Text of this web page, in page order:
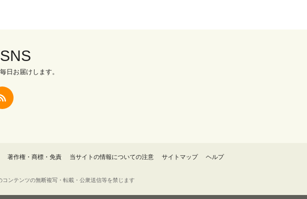
日お届けします。
著作権・商標・免責 当サイトの情報についての注意 サイトマップ ヘルプ
ンテンツの無断複写・転載・公衆送信等を禁じます